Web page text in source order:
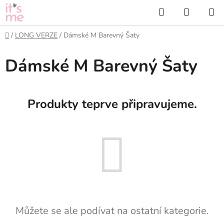
Přejít
na
obsah
Hledat
KOŠÍK
Domů
/ LONG VERZE / Dámské M Barevný Šaty
Dámské M Barevný Šaty
Produkty teprve připravujeme.
Můžete se ale podívat na ostatní kategorie.